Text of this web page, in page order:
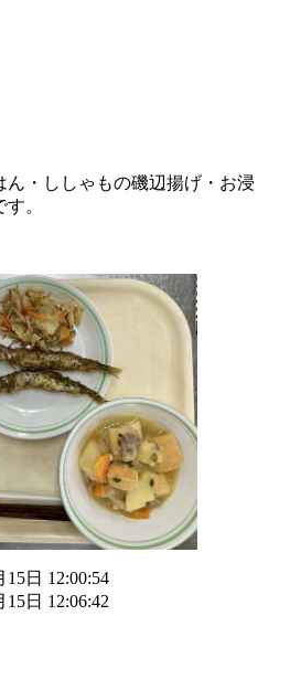
ん・ししゃもの磯辺揚げ・お浸
。
日 12:00:54
日 12:06:42